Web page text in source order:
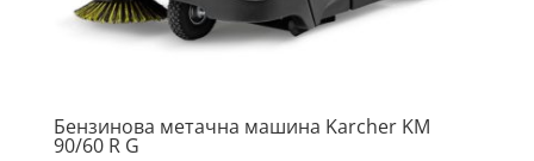
Бензинова метачна машина Karcher KM
90/60 R G